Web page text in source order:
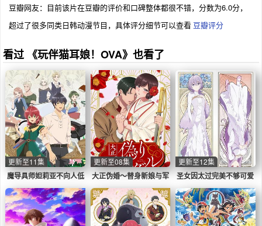
豆瓣网友：目前该片在豆瓣的评价和口碑整体都很不错，分数为6.0分，
超过了很多同类日韩动漫节目，具体评分细节可以查看 豆瓣评分
看过 《玩伴猫耳娘！OVA》也看了
魔导具师妲莉亚不向人低
头
更新至11集
大正伪婚～替身新娘与军
服的猛爱
更新至08集
圣女因太过完美不够可爱
而被废除婚约并卖到邻国
更新至12集